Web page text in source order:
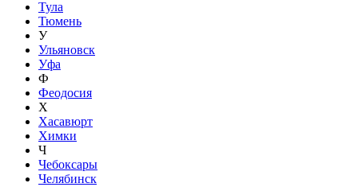
Тула
Тюмень
У
Ульяновск
Уфа
Ф
Феодосия
Х
Хасавюрт
Химки
Ч
Чебоксары
Челябинск